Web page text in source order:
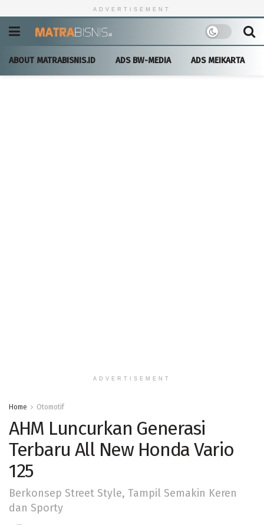
ADVERTISEMENT
ABOUT MATRABISNIS.ID ADS BW-MEDIA ADS MEIKARTA
ADVERTISEMENT
Home Otomotif
AHM Luncurkan Generasi
Terbaru All New Honda Vario
125
Berkonsep Street Style, Tampil Semakin Keren
dan Sporty